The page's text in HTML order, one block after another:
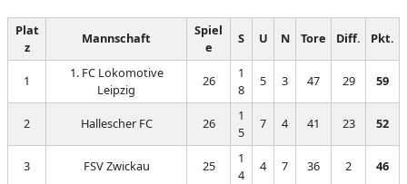
Plat
z
Mannschaft
Spiel
e
S U N Tore Diff. Pkt.
1
1. FC Lokomotive
Leipzig
26
1
8
5 3 47 29 59
2 Hallescher FC 26
1
5
7 4 41 23 52
3 FSV Zwickau 25
1
4
4 7 36 2 46